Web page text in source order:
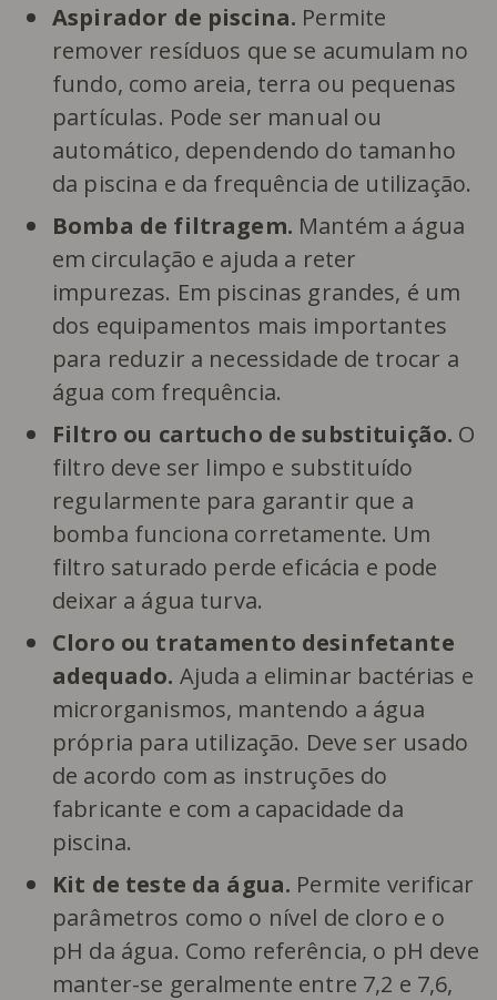
Aspirador de piscina. Permite
remover resíduos que se acumulam no
fundo, como areia, terra ou pequenas
partículas. Pode ser manual ou
automático, dependendo do tamanho
da piscina e da frequência de utilização.
Bomba de filtragem. Mantém a água
em circulação e ajuda a reter
impurezas. Em piscinas grandes, é um
dos equipamentos mais importantes
para reduzir a necessidade de trocar a
água com frequência.
Filtro ou cartucho de substituição. O
filtro deve ser limpo e substituído
regularmente para garantir que a
bomba funciona corretamente. Um
filtro saturado perde eficácia e pode
deixar a água turva.
Cloro ou tratamento desinfetante
adequado. Ajuda a eliminar bactérias e
microrganismos, mantendo a água
própria para utilização. Deve ser usado
de acordo com as instruções do
fabricante e com a capacidade da
piscina.
Kit de teste da água. Permite verificar
parâmetros como o nível de cloro e o
pH da água. Como referência, o pH deve
manter-se geralmente entre 7,2 e 7,6,